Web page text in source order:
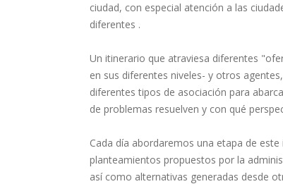
ciudad, con especial atención a las
diferentes .
Un itinerario que atraviesa diferentes
en sus diferentes niveles- y otros
diferentes tipos de asociación para
de problemas resuelven y con qué
Cada día abordaremos una etapa de
planteamientos propuestos por la
así como alternativas generadas desde